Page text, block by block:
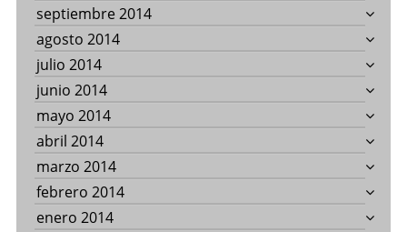
septiembre 2014
agosto 2014
julio 2014
junio 2014
mayo 2014
abril 2014
marzo 2014
febrero 2014
enero 2014